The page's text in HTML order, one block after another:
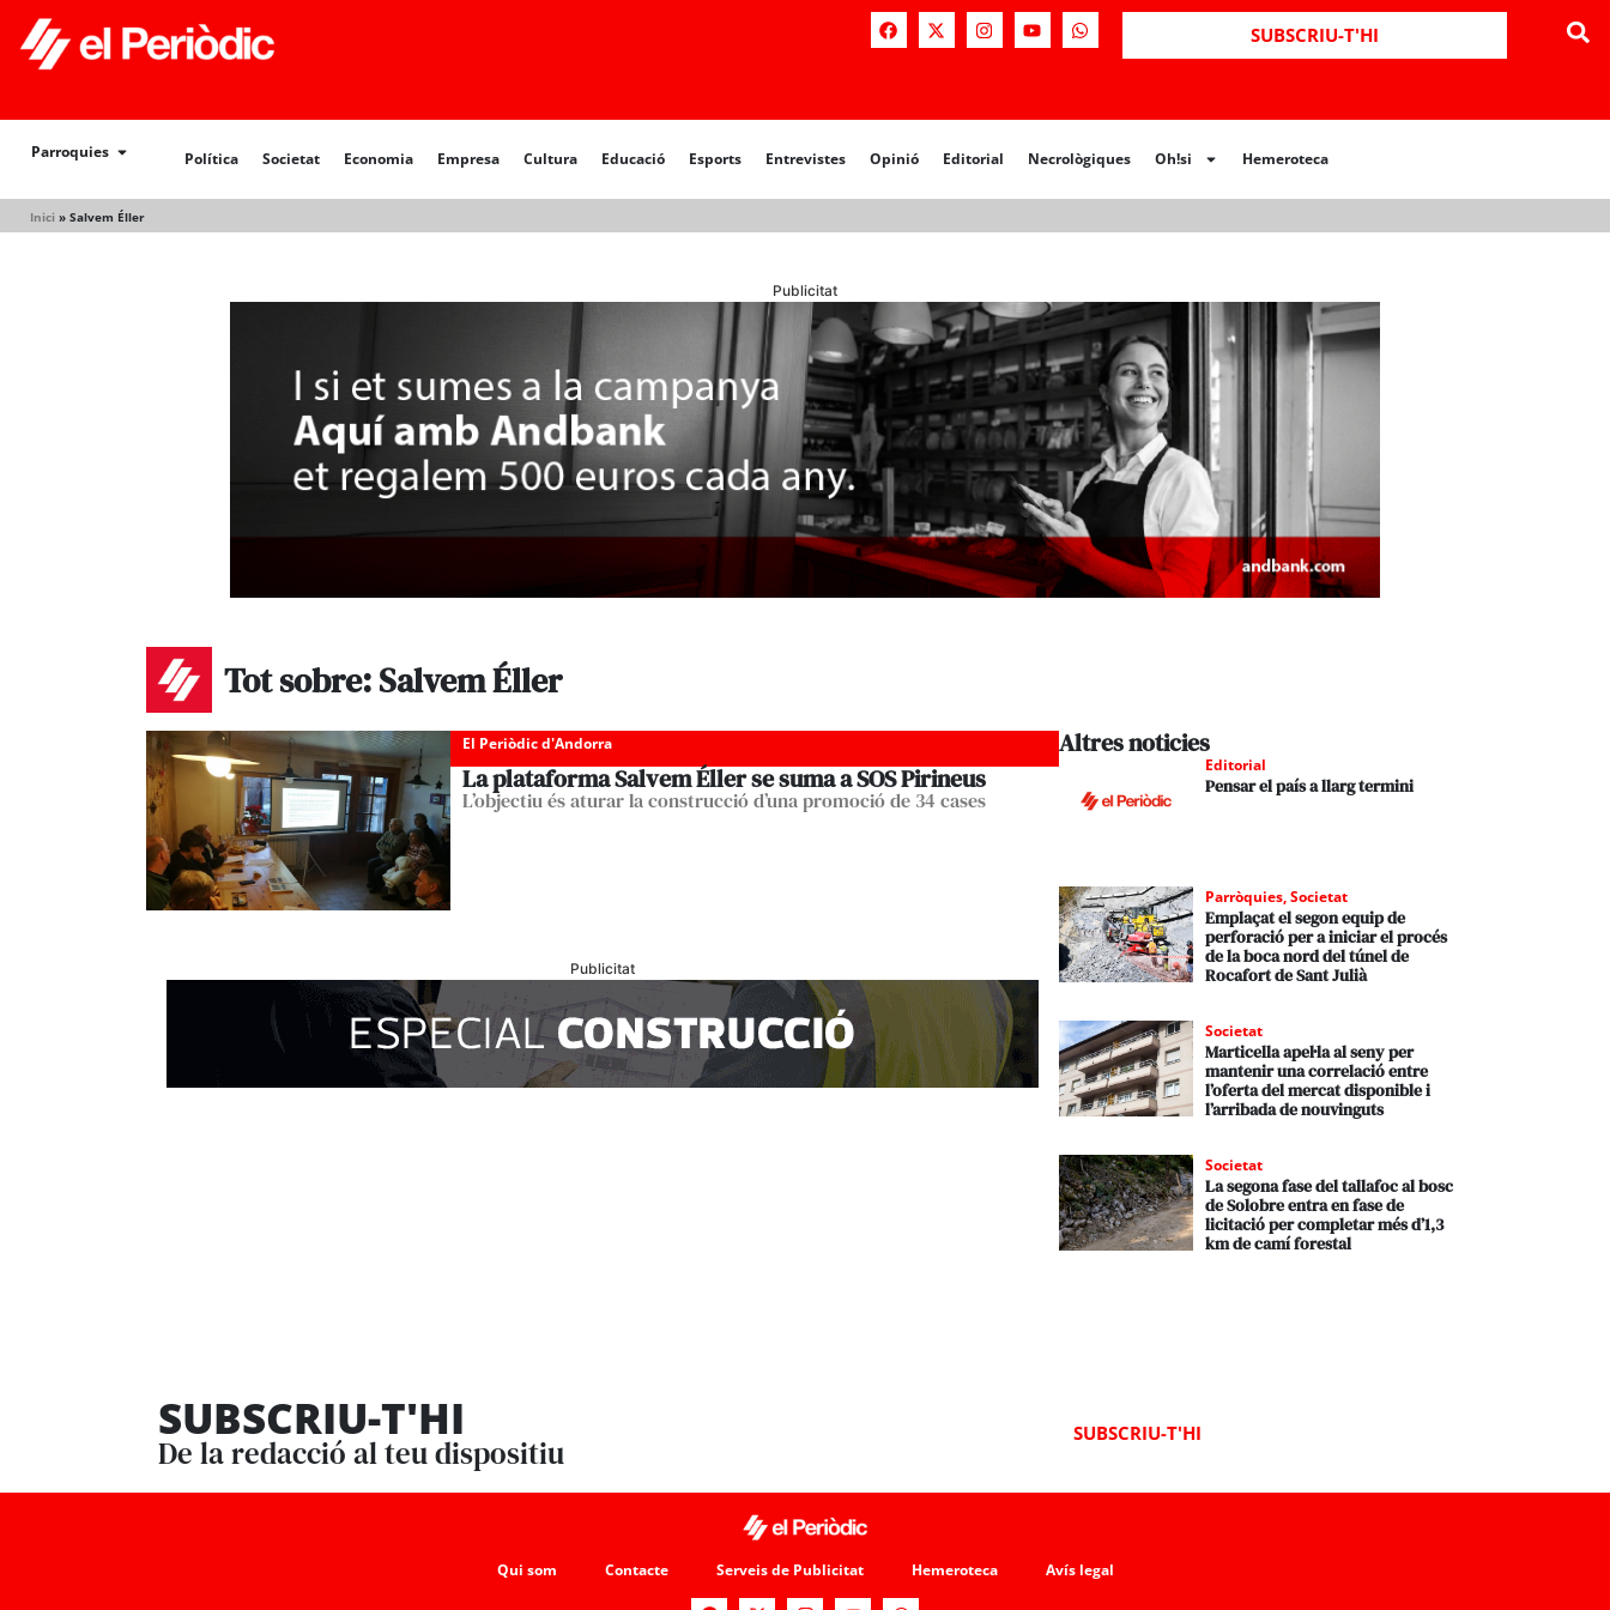
SUBSCRIU-T'HI
Parroquies Política Societat Economia Empresa Cultura Educació Esports Entrevistes Opinió Editorial Necrològiques Oh!si Hemeroteca
Inici » Salvem Éller
Política Societat Opinió Editorial Necrològiques Hemeroteca
Publicitat
Tot sobre: Salvem Éller
El Periòdic d'Andorra
La plataforma Salvem Éller se suma a SOS Pirineus
L’objectiu és aturar la construcció d’una promoció de 34 cases
Publicitat
Altres noticies
Editorial
Pensar el país a llarg termini
Parròquies,Societat
Emplaçat el segon equip de
perforació per a iniciar el procés
de la boca nord del túnel de
Rocafort de Sant Julià
Societat
Marticella apel·la al seny per
mantenir una correlació entre
l’oferta del mercat disponible i
l’arribada de nouvinguts
Societat
La segona fase del tallafoc al bosc
de Solobre entra en fase de
licitació per completar més d’1,3
km de camí forestal
SUBSCRIU-T'HI
De la redacció al teu dispositiu
SUBSCRIU-T'HI
Qui som Contacte Serveis de Publicitat Hemeroteca Avís legal